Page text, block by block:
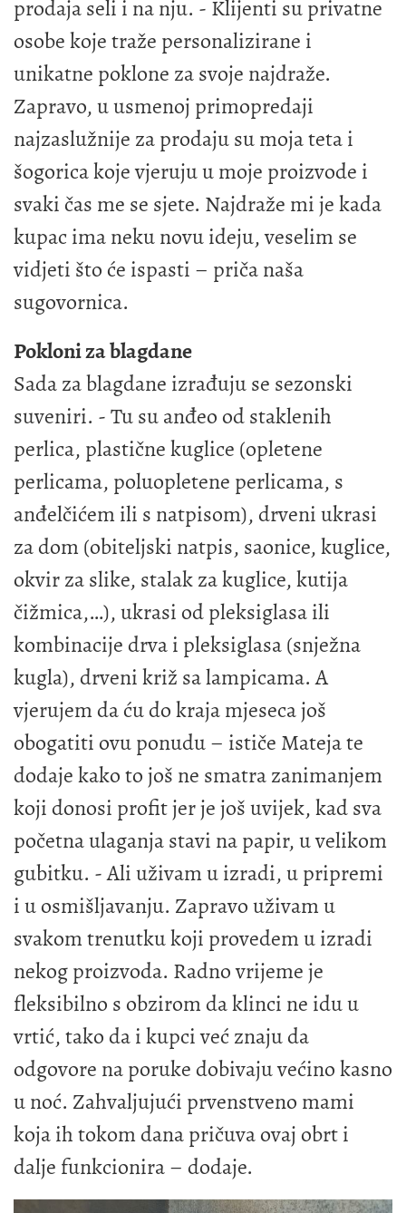
prodaja seli i na nju. - Klijenti su privatne
osobe koje traže personalizirane i
unikatne poklone za svoje najdraže.
Zapravo, u usmenoj primopredaji
najzaslužnije za prodaju su moja teta i
šogorica koje vjeruju u moje proizvode i
svaki čas me se sjete. Najdraže mi je kada
kupac ima neku novu ideju, veselim se
vidjeti što će ispasti – priča naša
sugovornica.
Pokloni za blagdane
Sada za blagdane izrađuju se sezonski
suveniri. - Tu su anđeo od staklenih
perlica, plastične kuglice (opletene
perlicama, poluopletene perlicama, s
anđelčićem ili s natpisom), drveni ukrasi
za dom (obiteljski natpis, saonice, kuglice,
okvir za slike, stalak za kuglice, kutija
čižmica,…), ukrasi od pleksiglasa ili
kombinacije drva i pleksiglasa (snježna
kugla), drveni križ sa lampicama. A
vjerujem da ću do kraja mjeseca još
obogatiti ovu ponudu – ističe Mateja te
dodaje kako to još ne smatra zanimanjem
koji donosi profit jer je još uvijek, kad sva
početna ulaganja stavi na papir, u velikom
gubitku. - Ali uživam u izradi, u pripremi
i u osmišljavanju. Zapravo uživam u
svakom trenutku koji provedem u izradi
nekog proizvoda. Radno vrijeme je
fleksibilno s obzirom da klinci ne idu u
vrtić, tako da i kupci već znaju da
odgovore na poruke dobivaju većino kasno
u noć. Zahvaljujući prvenstveno mami
koja ih tokom dana pričuva ovaj obrt i
dalje funkcionira – dodaje.